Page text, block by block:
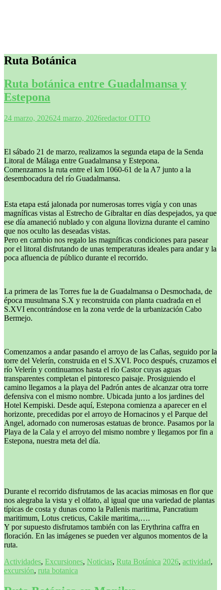
Ruta Botánica
Ruta botánica entre Guadalmansa y
Estepona
24 marzo, 202624 marzo, 2026redactor OTTO
El sábado 21 de marzo, realizamos la segunda etapa de la Senda
Litoral de Málaga entre Guadalmansa y Estepona.
Comenzamos la ruta entre el km 1060-61 de la A7 junto a la
desembocadura del río Guadalmansa.
Esta etapa está jalonada por numerosas torres vigía y con unas
magníficas vistas al Estrecho de Gibraltar en días despejados, ya que
ese día amaneció nublado y con alguna llovizna durante el camino
que nos oculto las deseadas vistas.
Pero en cambio nos regalo las magníficas condiciones para pasear
por el litoral disfrutando de unas temperaturas ideales para andar y la
poca afluencia de público durante el recorrido.
La primera de las Torres fue la de Guadalmansa o Desmochada, de
época musulmana S.X y reconstruida con planta cuadrada en el
S.XVI encontrándose en la zona verde de la urbanización Cabo
Bermejo.
Comenzamos a andar pasando el arroyo de las Cañas, seguido por la
torre del Velerín, construida en el S.XVI. Poco después, cruzamos el
río Velerín y continuamos hasta el río Castor cuyas aguas
transparentes completan el pintoresco paisaje. Prosiguiendo el
camino llegamos a la playa del Padrón antes de alcanzar otra torre
defensiva con el mismo nombre. Ubicada junto a los jardines del
Hotel Kempiski. Desde aquí, Estepona comienza a aparecer en el
horizonte, precedidas por el arroyo de Hornacinos y el Parque del
Angel, adornado con numerosas estatuas de bronce. Pasamos por la
Playa de la Cala y el arroyo del mismo nombre y llegamos por fin a
Estepona, nuestra meta del día.
Durante el recorrido disfrutamos de las acacias mimosas en flor que
nos alegraba la vista y el olfato, al igual que una variedad de plantas
típicas de costa y dunas como la Pallenis maritima, Pancratium
maritimum, Lotus creticus, Cakile maritima,….
Y por supuesto disfrutamos también con las Erythrina caffra en
floración. En las imágenes se pueden ver algunos momentos de la
ruta.
Actividades, Excursiones, Noticias, Ruta Botánica 2026, actividad,
excursión, ruta botanica